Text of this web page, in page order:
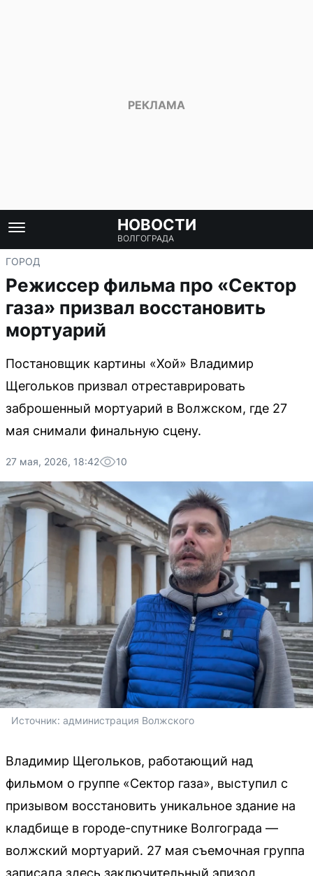
НОВОСТИ
ВОЛГОГРАДА
ГОРОД
Режиссер фильма про «Сектор
газа» призвал восстановить
мортуарий
Постановщик картины «Хой» Владимир
Щегольков призвал отреставрировать
заброшенный мортуарий в Волжском, где 27
мая снимали финальную сцену.
27 мая, 2026, 18:42 10
Источник: администрация Волжского
Владимир Щегольков, работающий над
фильмом о группе «Сектор газа», выступил с
призывом восстановить уникальное здание на
кладбище в городе-спутнике Волгограда —
волжский мортуарий. 27 мая съемочная группа
записала здесь заключительный эпизод